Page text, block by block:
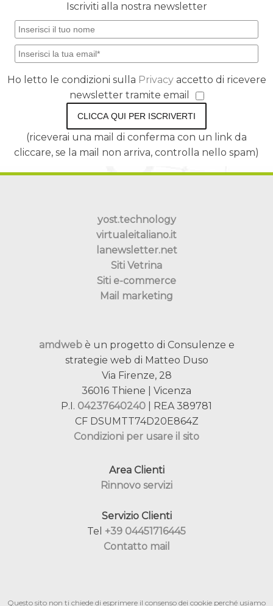
Iscriviti alla nostra newsletter
Ho letto le condizioni sulla Privacy accetto di ricevere
newsletter tramite email
CLICCA QUI PER ISCRIVERTI
(riceverai una mail di conferma con un link da
cliccare, se la mail non arriva, controlla nello spam)
yost.technology
virtualeitaliano.it
lanewsletter.net
Siti Vetrina
Siti e-commerce
Mail marketing
amdwebè un progetto di Consulenze e
strategie web di Matteo Duso
Via Firenze, 28
36016 Thiene | Vicenza
P.I. 04237640240 | REA 389781
CF DSUMTT74D20E864Z
Condizioni per usare il sito
Area Clienti
Rinnovo servizi
Servizio Clienti
Tel +39 04451716445
Contatto mail
Questo sito non ti chiede di esprimere il consenso dei cookie perché usiamo